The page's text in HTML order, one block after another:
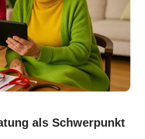
als Schwerpunkt